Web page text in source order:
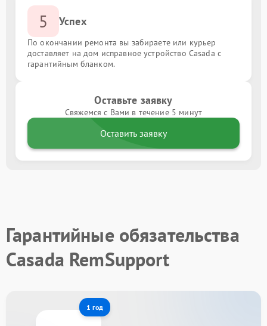
5 Успех
По окончании ремонта вы забираете или курьер
доставляет на дом исправное устройство Casada с
гарантийным бланком.
Оставьте заявку
Свяжемся с Вами в течение 5 минут
Оставить заявку
Гарантийные обязательства
Casada RemSupport
1 год